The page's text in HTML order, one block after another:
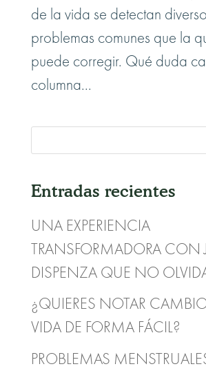
de la vida se detectan
problemas comunes que la
puede corregir. Qué duda
columna...
Entradas recientes
UNA EXPERIENCIA
TRANSFORMADORA CON
DISPENZA QUE NO
¿QUIERES NOTAR
VIDA DE FORMA FÁCIL?
PROBLEMAS